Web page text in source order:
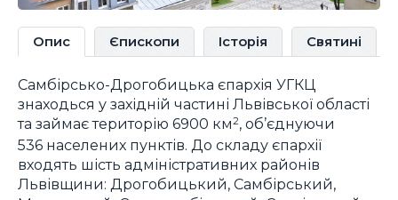
Опис Єпископи Історія Святині
Самбірсько-Дрогобицька єпархія УГКЦ
знаходься у західній частині Львівської області
та займає територію 6900 км2, об’єднуючи
536 населених пунктів. До складу єпархії
входять шість адміністративних районів
Львівщини: Дрогобицький, Самбірський,